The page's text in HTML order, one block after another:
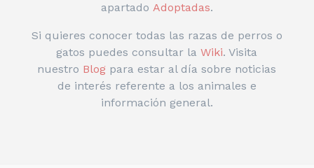
apartado Adoptadas.
Si quieres conocer todas las razas de perros o
gatos puedes consultar laWiki. Visita
nuestro Blog para estar al día sobre noticias
de interés referente a los animales e
información general.